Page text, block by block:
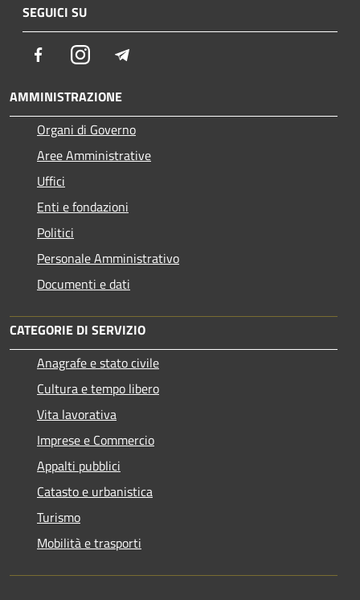
SEGUICI SU
FacebookInstagram
AMMINISTRAZIONE
Organi di Governo
Aree Amministrative
Uffici
Enti e fondazioni
Politici
Personale Amministrativo
Documenti e dati
CATEGORIE DI SERVIZIO
Anagrafe e stato civile
Cultura e tempo libero
Vita lavorativa
Imprese e Commercio
Appalti pubblici
Catasto e urbanistica
Turismo
Mobilità e trasporti